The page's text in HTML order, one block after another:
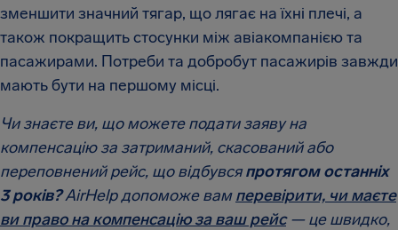
зменшити значний тягар, що лягає на їхні плечі, а
також покращить стосунки між авіакомпанією та
пасажирами. Потреби та добробут пасажирів завжди
мають бути на першому місці.
Чи знаєте ви, що можете подати заяву на
компенсацію за затриманий, скасований або
переповнений рейс, що відбувсяпротягом останніх
3 років?AirHelp допоможе вамперевірити, чи маєте
ви право на компенсацію за ваш рейс— це швидко,